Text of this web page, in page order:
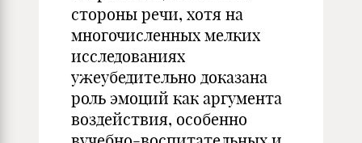
стороны речи, хотя на
многочисленных мелких
исследованиях
ужеубедительно доказана
роль эмоций как аргумента
воздействия, особенно